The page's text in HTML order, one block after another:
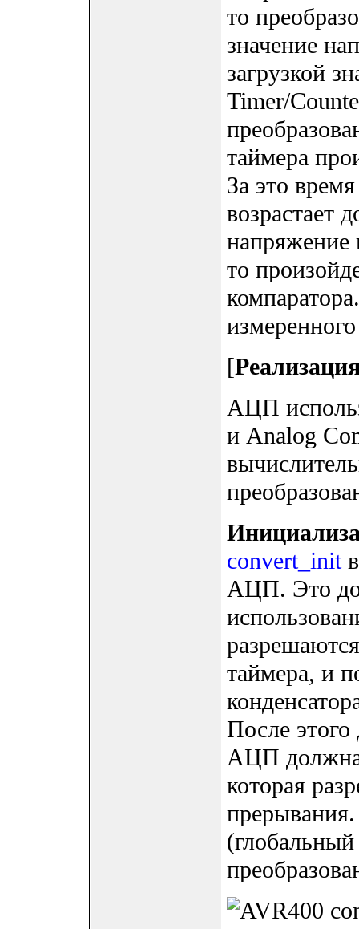
то
значение
загрузкой
Timer/
таймера
За это
возрастает
напряжение
то
[
АЦП
и Analog
convert_init
АЦП. Это
таймера, и
После этого
АЦП должна
которая